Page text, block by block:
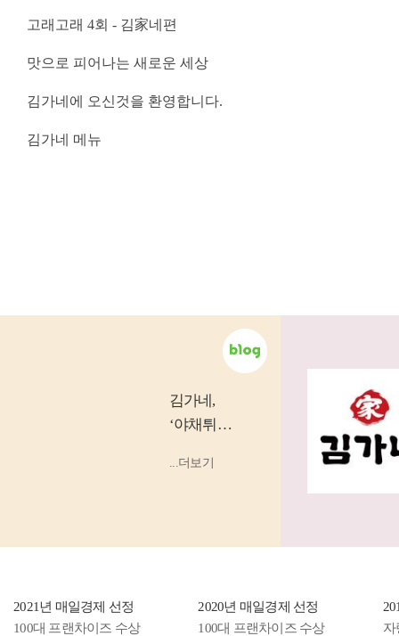
고래고래 4회 - 김家네편
맛으로 피어나는 새로운 세상
김가네에 오신것을 환영합니다.
김가네 메뉴
김가네,
‘야채튀김
고기 김밥’
...더보기
2021년 매일경제 선정
100대 프랜차이즈 수상
2020년 매일경제 선정
100대 프랜차이즈 수상
자